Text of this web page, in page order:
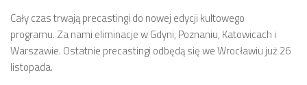
Cały czas trwają precastingi do nowej edycji kultowego
programu. Za nami eliminacje w Gdyni, Poznaniu, Katowicach i
Warszawie. Ostatnie precastingi odbędą się we Wrocławiu już 26
listopada.